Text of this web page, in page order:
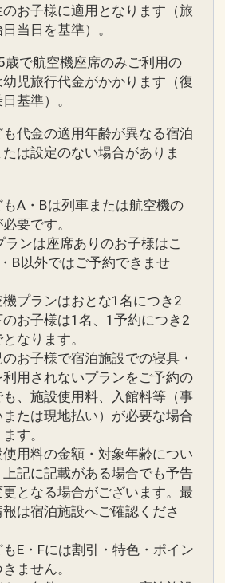
お子様に適用となります（旅
当日を基準）。
で航空機座席のみご利用の
児旅行代金がかかります（復
基準）。
代金の適用年齢が異なる宿泊
は設定のない場合がありま
もA・Bは列車または航空機の
要です。
ランは座席ありのお子様はこ
B以外ではご予約できませ
機プランはおとな1名につき2
のお子様は1名、1予約につき2
なります。
のお子様で宿泊施設での寝具・
用されないプランをご予約の
、施設使用料、入館料等（事
たは現地払い）が必要な場合
す。
使用料の金額・対象年齢につい
上記に記載がある場合でも予告
更となる場合がございます。最
は宿泊施設へご確認くださ
もE・Fには割引・特色・ポイン
ません。